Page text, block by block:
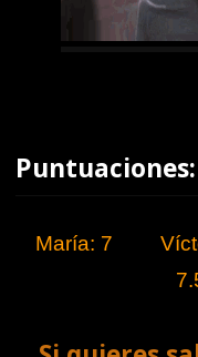
Puntuaciones:
María: 7